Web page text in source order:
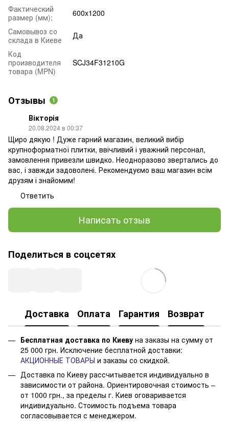
Фактический
размер (мм);
600x1200
Самовывоз со
склада в Киеве
Да
Код
производителя
товара (MPN)
SCJ34F31210G
Отзывы 1
Вікторія
20.08.2024 в 00:37
Щиро дякую ! Дуже гарний магазин, великий вибір
крупноформатної плитки, ввічливий і уважний персонал,
замовлення привезли швидко. Неодноразово звертались до
вас, і завжди задоволені. Рекомендуємо ваш магазин всім
друзям і знайомим!
Ответить
Написать отзыв
Поделиться в соцсетях
Доставка Оплата Гарантия Возврат
Бесплатная доставка по Киеву на заказы на сумму от
25 000 грн. Исключение бесплатной доставки:
АКЦИОННЫЕ ТОВАРЫ и заказы со скидкой.
Доставка по Киеву рассчитывается индивидуально в
зависимости от района. Ориентировочная стоимость –
от 1000 грн., за пределы г. Киев оговаривается
индивидуально. Стоимость подъема товара
согласовывается с менеджером.